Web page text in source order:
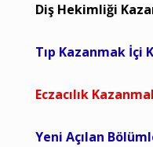
Diş Hekimliği
Tıp Kazanmak İçi
Eczacılık
Yeni Açılan